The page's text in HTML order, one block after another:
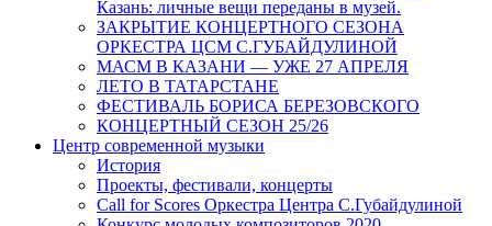
Казань: личные вещи переданы в музей.
ЗАКРЫТИЕ КОНЦЕРТНОГО СЕЗОНА
ОРКЕСТРА ЦСМ С.ГУБАЙДУЛИНОЙ
МАСМ В КАЗАНИ — УЖЕ 27 АПРЕЛЯ
ЛЕТО В ТАТАРСТАНЕ
ФЕСТИВАЛЬ БОРИСА БЕРЕЗОВСКОГО
КОНЦЕРТНЫЙ СЕЗОН 25/26
Центр современной музыки
История
Проекты, фестивали, концерты
Call for Scores Оркестра Центра С.Губайдулиной